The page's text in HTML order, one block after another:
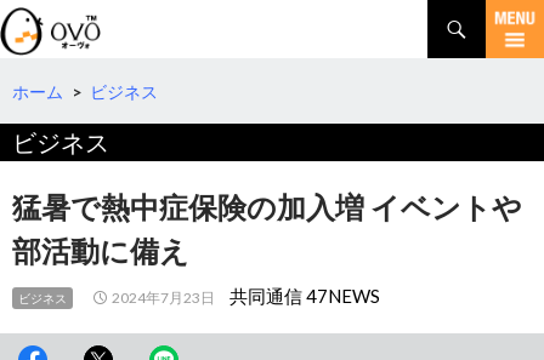
検
索
コ
テ
へ
移
動
ホーム > ビジネス
ビジネス
猛暑で熱中症保険の加入増 イベントや
部活動に備え
ビジネス 2024年7月23日 共同通信 47NEWS